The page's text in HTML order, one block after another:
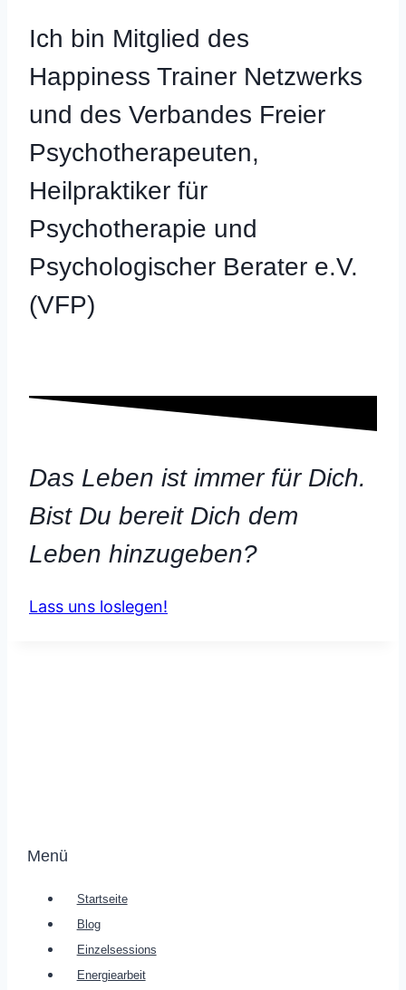
Ich bin Mitglied des
Happiness Trainer Netzwerks
und des Verbandes Freier
Psychotherapeuten,
Heilpraktiker für
Psychotherapie und
Psychologischer Berater e.V.
(VFP)
Das Leben ist immer für Dich.
Bist Du bereit Dich dem
Leben hinzugeben?
Lass uns loslegen!
Menü
Startseite
Blog
Einzelsessions
Energiearbeit